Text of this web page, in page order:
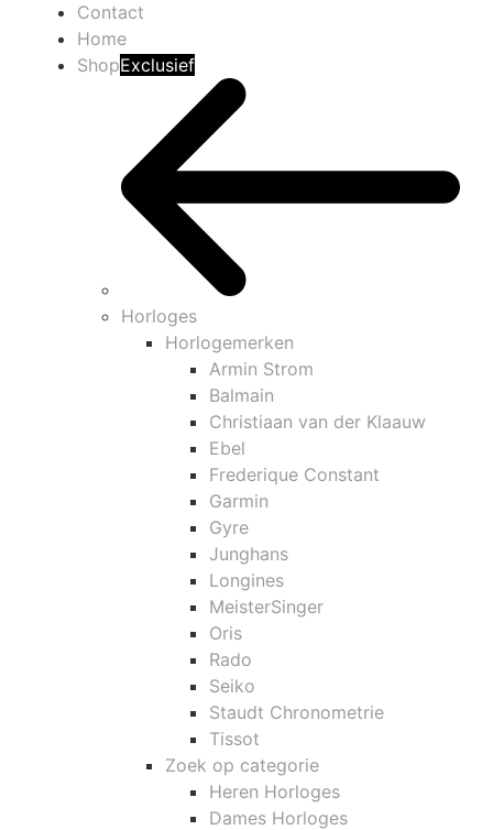
Contact
Home
ShopExclusief
Horloges
Horlogemerken
Armin Strom
Balmain
Christiaan van der Klaauw
Ebel
Frederique Constant
Garmin
Gyre
Junghans
Longines
MeisterSinger
Oris
Rado
Seiko
Staudt Chronometrie
Tissot
Zoek op categorie
Heren Horloges
Dames Horloges